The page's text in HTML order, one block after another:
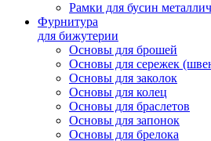
Рамки для бусин
Фурнитура
для бижутерии
Основы для брошей
Основы для сережек
Основы для заколок
Основы для колец
Основы для браслетов
Основы для запонок
Основы для брелока